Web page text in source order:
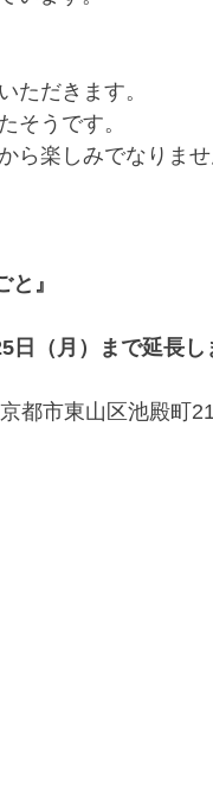
ただきます。
そうです。
ら楽しみでなりませ
』
日（月）まで延長し
都市東山区池殿町